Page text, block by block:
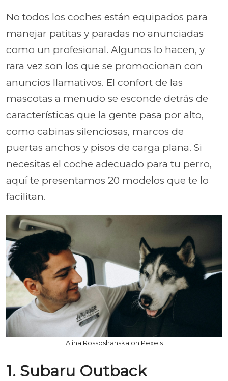
No todos los coches están equipados para
manejar patitas y paradas no anunciadas
como un profesional. Algunos lo hacen, y
rara vez son los que se promocionan con
anuncios llamativos. El confort de las
mascotas a menudo se esconde detrás de
características que la gente pasa por alto,
como cabinas silenciosas, marcos de
puertas anchos y pisos de carga plana. Si
necesitas el coche adecuado para tu perro,
aquí te presentamos 20 modelos que te lo
facilitan.
Alina Rossoshanska on Pexels
1. Subaru Outback